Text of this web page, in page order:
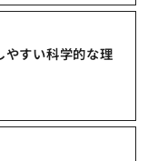
やすい科学的な理